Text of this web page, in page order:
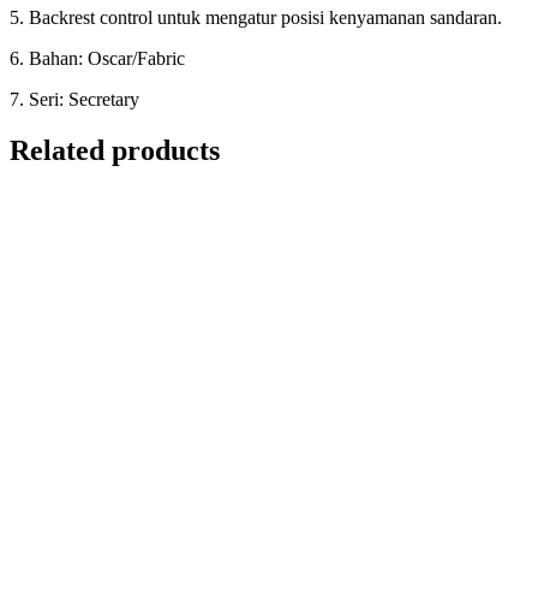
5. Backrest control untuk mengatur posisi kenyamanan sandaran.
6. Bahan: Oscar/Fabric
7. Seri: Secretary
Related products